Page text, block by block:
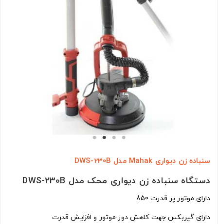
سنباده زن دیواری Mahak مدل DWS-230B
دستگاه سنباده زن دیواری محک مدل DWS-230B
دارای موتور پر قدرت 850
دارای گیربکس جهت کاهش دور موتور و افزایش قدرت